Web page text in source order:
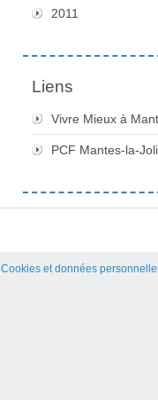
2011
Liens
Vivre Mieux à
PCF Mantes-la-
Cookies et données